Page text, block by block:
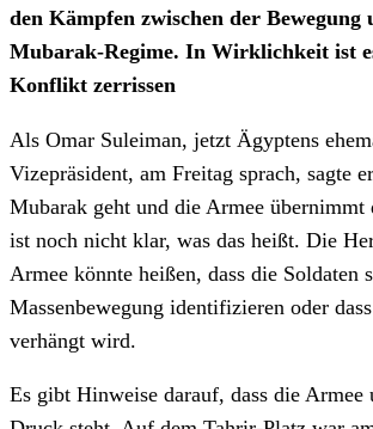
den Kämpfen zwischen der Bewegung
Mubarak-Regime. In Wirklichkeit ist
Konflikt zerrissen
Als Omar Suleiman, jetzt Ägyptens
Vizepräsident, am Freitag sprach, sagte
Mubarak geht und die Armee übernimmt
ist noch nicht klar, was das heißt. Die
Armee könnte heißen, dass die Soldaten
Massenbewegung identifizieren oder
verhängt wird.
Es gibt Hinweise darauf, dass die Armee